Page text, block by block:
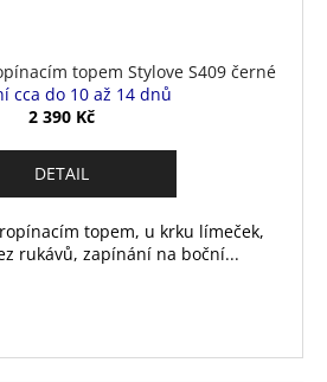
topem Stylove S409 černé
cca do 10 až 14 dnů
2 390 Kč
DETAIL
topem, u krku límeček,
rukávů, zapínání na boční...